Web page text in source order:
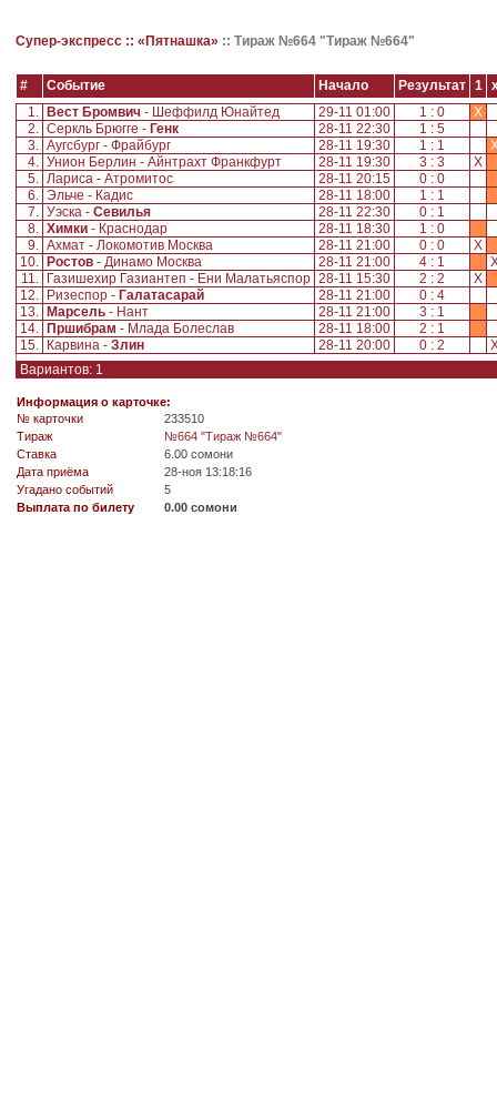
Супер-экспресс :: «Пятнашка» :: Тираж №664 "Тираж №664"
# Событие Начало Результат 1
1.
Вест Бромвич - Шеффилд Юнайтед 29-11 01:00 1 : 0
X
2. Серкль Брюгге - Генк 28-11 22:30
1 : 5
3. Аугсбург - Фрайбург 28-11 19:30 1 : 1
4. Унион Берлин - Айнтрахт Франкфурт 28-11 19:30 3 : 3
X
5. Лариса - Атромитос 28-11 20:15
0 : 0
6. Эльче - Кадис 28-11 18:00
1 : 1
7. Уэска - Севилья 28-11 22:30
0 : 1
8. Химки - Краснодар 28-11 18:30
1 : 0
9. Ахмат - Локомотив Москва 28-11 21:00 0 : 0
X
10.
Ростов - Динамо Москва 28-11 21:00 4 : 1
11.
Газишехир Газиантеп - Ени Малатьяспор 28-11 15:30 2 : 2
X
12.
Ризеспор - Галатасарай 28-11 21:00
0 : 4
13.
Марсель - Нант 28-11 21:00
3 : 1
14.
Пршибрам - Млада Болеслав 28-11 18:00
2 : 1
15.
Карвина - Злин 28-11 20:00 0 : 2
Вариантов: 1
Информация о карточке:
№ карточки
233510
Tираж
№664 "Тираж №664"
Ставка
6.00 сомони
Дата приёма
28-ноя 13:18:16
Угадано событий
5
Выплата по билету
0.00 сомони